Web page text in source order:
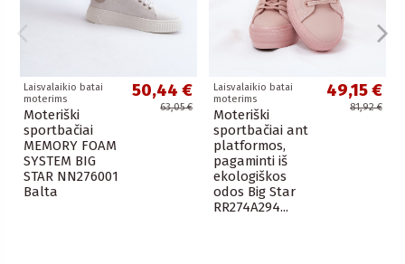
Laisvalaikio batai
moterims
Moteriški
sportbačiai
MEMORY FOAM
SYSTEM BIG
STAR NN276001
Balta
50,44 €
63,05 €
Laisvalaikio batai
moterims
Moteriški
sportbačiai ant
platformos,
pagaminti iš
ekologiškos
odos Big Star
RR274A294...
49,15 €
81,92 €